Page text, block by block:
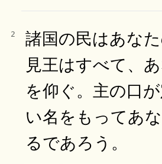
2
諸国の民はあな
見王はすべて、
を仰ぐ。主の口
い名をもってあ
るであろう。